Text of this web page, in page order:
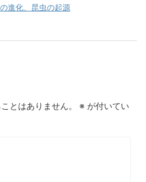
進化、昆虫の起源
とはありません。 ※ が付いてい